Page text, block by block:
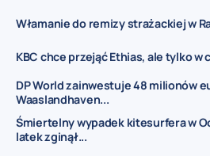
Włamanie do remizy strażackiej w
KBC chce przejąć Ethias, ale tylko w
DP World zainwestuje 48 milionów
Waaslandhaven...
Śmiertelny wypadek kitesurfera w
latek zginął...